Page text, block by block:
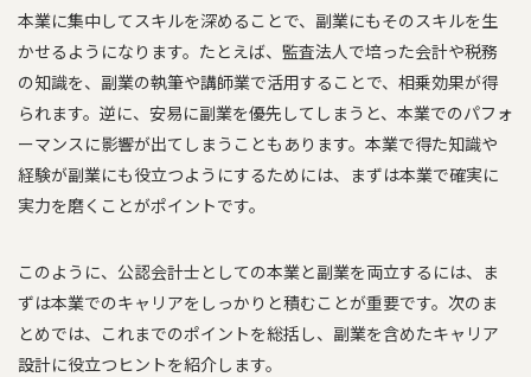
本業に集中してスキルを深めることで、副業にもそのスキルを生
かせるようになります。たとえば、監査法人で培った会計や税務
の知識を、副業の執筆や講師業で活用することで、相乗効果が得
られます。逆に、安易に副業を優先してしまうと、本業でのパフォ
ーマンスに影響が出てしまうこともあります。本業で得た知識や
経験が副業にも役立つようにするためには、まずは本業で確実に
実力を磨くことがポイントです。
このように、公認会計士としての本業と副業を両立するには、ま
ずは本業でのキャリアをしっかりと積むことが重要です。次のま
とめでは、これまでのポイントを総括し、副業を含めたキャリア
設計に役立つヒントを紹介します。